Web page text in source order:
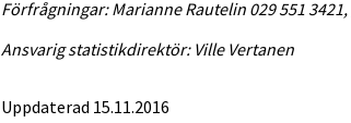
Förfrågningar: Marianne Rautelin 029 551 3421,
Ansvarig statistikdirektör: Ville Vertanen
Uppdaterad 15.11.2016